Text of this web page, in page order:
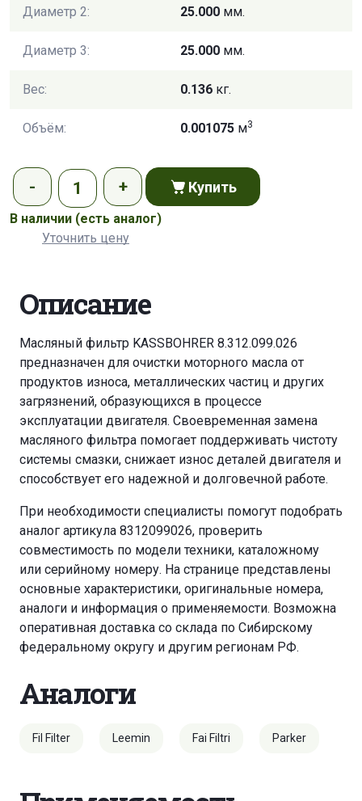
Диаметр 2: 25.000 мм.
Диаметр 3: 25.000 мм.
Вес: 0.136 кг.
Объём: 0.001075 м3
Купить
В наличии (есть аналог)
Уточнить цену
Описание
Масляный фильтр KASSBOHRER 8.312.099.026
предназначен для очистки моторного масла от
продуктов износа, металлических частиц и других
загрязнений, образующихся в процессе
эксплуатации двигателя. Своевременная замена
масляного фильтра помогает поддерживать чистоту
системы смазки, снижает износ деталей двигателя и
способствует его надежной и долговечной работе.
При необходимости специалисты помогут подобрать
аналог артикула 8312099026, проверить
совместимость по модели техники, каталожному
или серийному номеру. На странице представлены
основные характеристики, оригинальные номера,
аналоги и информация о применяемости. Возможна
оперативная доставка со склада по Сибирскому
федеральному округу и другим регионам РФ.
Аналоги
Fil Filter Leemin Fai Filtri Parker